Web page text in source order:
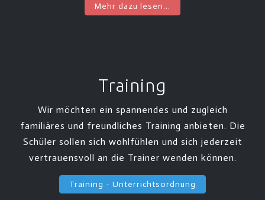
Mehr dazu lesen...
Training
Wir möchten ein spannendes und zugleich
familiäres und freundliches Training anbieten. Die
Schüler sollen sich wohlfühlen und sich jederzeit
vertrauensvoll an die Trainer wenden können.
Training - Unterrichtsordnung